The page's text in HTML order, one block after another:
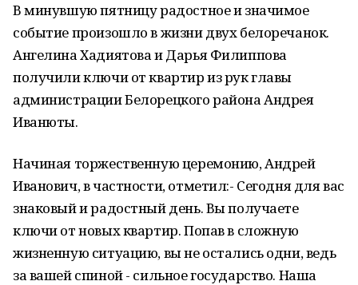
В минувшую пятницу радостное и значимое
событие произошло в жизни двух белоречанок.
Ангелина Хадиятова и Дарья Филиппова
получили ключи от квартир из рук главы
администрации Белорецкого района Андрея
Иванюты.
Начиная торжественную церемонию, Андрей
Иванович, в частности, отметил:- Сегодня для вас
знаковый и радостный день. Вы получаете
ключи от новых квартир. Попав в сложную
жизненную ситуацию, вы не остались одни, ведь
за вашей спиной - сильное государство. Наша